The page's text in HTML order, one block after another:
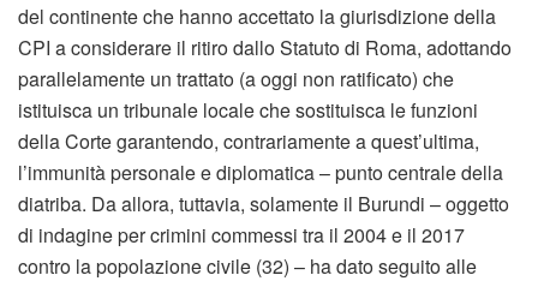
del continente che hanno accettato la giurisdizione della
CPI a considerare il ritiro dallo Statuto di Roma, adottando
parallelamente un trattato (a oggi non ratificato) che
istituisca un tribunale locale che sostituisca le funzioni
della Corte garantendo, contrariamente a quest’ultima,
l’immunità personale e diplomatica – punto centrale della
diatriba. Da allora, tuttavia, solamente il Burundi – oggetto
di indagine per crimini commessi tra il 2004 e il 2017
contro la popolazione civile (32) – ha dato seguito alle